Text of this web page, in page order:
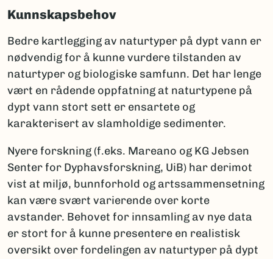
Kunnskapsbehov
Bedre kart­legging av naturtyper på dypt vann er
nødvendig for å kunne vurdere tilstanden av
naturtyper og biologiske samfunn. Det har lenge
vært en rådende oppfatning at naturtypene på
dypt vann stort sett er ensartete og
karakterisert av slamholdige sedimenter.
Nyere forskning (f.eks. Mareano og KG Jebsen
Senter for Dyphavsforskning, UiB) har derimot
vist at miljø, bunnforhold og artssammensetning
kan være svært varierende over korte
avstander. Behovet for innsamling av nye data
er stort for å kunne presentere en realistisk
oversikt over fordelingen av naturtyper på dypt